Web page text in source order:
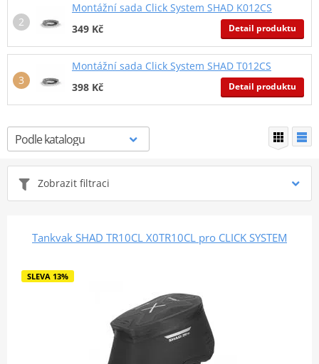
Montážní sada Click System SHAD K012CS
349 Kč
Detail produktu
Montážní sada Click System SHAD T012CS
398 Kč
Detail produktu
Zobrazit filtraci
Tankvak SHAD TR10CL X0TR10CL pro CLICK SYSTEM
SLEVA 13%